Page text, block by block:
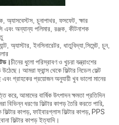
অ্যাসবেস্টস, চুনাপাথর, ফসফেট, ক্ষার
এবং অন্যান্য পলিমার, রঞ্জক, কীটনাশক
অ্যাস্টার, ইনসিনারেটর, ধাতুবিদ্যা, সিমেন্ট, চুন,
চীনের ধুলো পরিস্রাবণ ও খুচরা যন্ত্রাংশের
আমরা ফ্রান্স থেকে ফিল্টার নিডেল ফেল্ট
গ্রাহকের প্রয়োজন অনুযায়ী খুব ভালো মানের
করে, আমাদের বার্ষিক উৎপাদন ক্ষমতা প্রতিদিন
ধরণের ফিল্টার কাপড় তৈরি করতে পারি,
ফিল্টার কাপড়, ফাইবারগ্লাস ফিল্টার কাপড়, PPS
ফিল্টার কাপড় ইত্যাদি।